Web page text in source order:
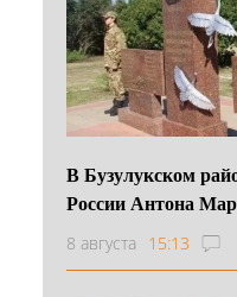
В Бузулукском
России Антона
8 августа 15:13